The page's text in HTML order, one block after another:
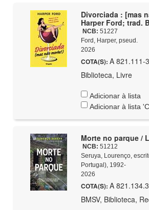
Divorciada : [mas
Harper Ford; trad.
NCB: 51227
Ford, Harper, pseud.
2026
COTA(S): A 821.111-
Biblioteca, Livre
Adicionar à lista
Adicionar à lista
Morte no parque /
NCB: 51212
Seruya, Lourenço,
Portugal), 1992-
2026
COTA(S): A
BMSV, Biblioteca,